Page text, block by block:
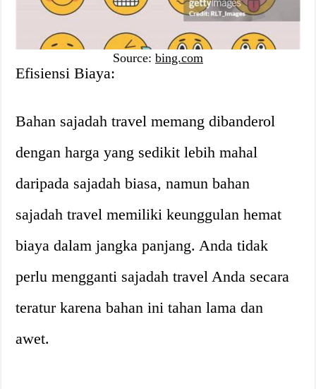
Source: bing.com
Efisiensi Biaya:
Bahan sajadah travel memang dibanderol
dengan harga yang sedikit lebih mahal
daripada sajadah biasa, namun bahan
sajadah travel memiliki keunggulan hemat
biaya dalam jangka panjang. Anda tidak
perlu mengganti sajadah travel Anda secara
teratur karena bahan ini tahan lama dan
awet.